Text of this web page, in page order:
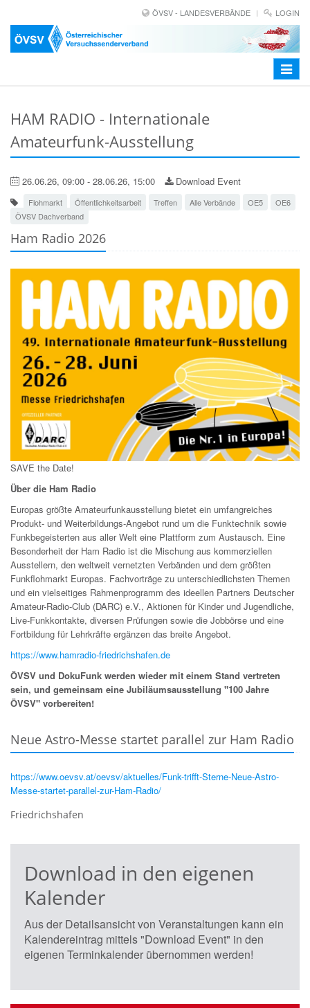
ÖVSV - LANDESVERBÄNDE LOGIN
Toggle
HAM RADIO - Internationale
Amateurfunk-Ausstellung
26.06.26, 09:00 - 28.06.26, 15:00 Download Event
Flohmarkt Öffentlichkeitsarbeit Treffen Alle Verbände OE5
OE6
ÖVSV Dachverband
Ham Radio 2026
SAVE the Date!
Über die Ham Radio
Europas größte Amateurfunkausstellung bietet ein umfangreiches
Produkt- und Weiterbildungs-Angebot rund um die Funktechnik sowie
Funkbegeisterten aus aller Welt eine Plattform zum Austausch. Eine
Besonderheit der Ham Radio ist die Mischung aus kommerziellen
Ausstellern, den weltweit vernetzten Verbänden und dem größten
Funkflohmarkt Europas. Fachvorträge zu unterschiedlichsten Themen
und ein vielseitiges Rahmenprogramm des ideellen Partners Deutscher
Amateur-Radio-Club (DARC) e.V., Aktionen für Kinder und Jugendliche,
Live-Funkkontakte, diversen Prüfungen sowie die Jobbörse und eine
Fortbildung für Lehrkräfte ergänzen das breite Angebot.
https://www.hamradio-friedrichshafen.de
ÖVSV und DokuFunk werden wieder mit einem Stand vertreten
sein, und gemeinsam eine Jubiläumsausstellung "100 Jahre
ÖVSV" vorbereiten!
Neue Astro-Messe startet parallel zur Ham Radio
https://www.oevsv.at/oevsv/aktuelles/Funk-trifft-Sterne-Neue-Astro-
Messe-startet-parallel-zur-Ham-Radio/
Friedrichshafen
Download in den eigenen
Kalender
Aus der Detailsansicht von Veranstaltungen kann ein
Kalendereintrag mittels "Download Event" in den
eigenen Terminkalender übernommen werden!